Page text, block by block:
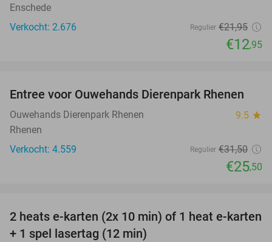
Enschede
Verkocht: 2.676
Regulier €21,95
€12,95
19%
Entree voor Ouwehands Dierenpark Rhenen
Ouwehands Dierenpark Rhenen 9.5 star
Rhenen
Verkocht: 4.559
Regulier €31,50
€25,50
32%
2 heats e-karten (2x 10 min) of 1 heat e-karten
+ 1 spel lasertag (12 min)